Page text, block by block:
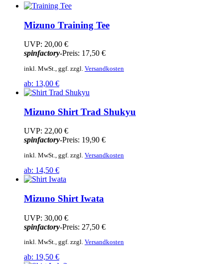
Mizuno Training Tee
UVP: 20,00 €
spinfactory-Preis: 17,50 €
inkl. MwSt., ggf. zzgl. Versandkosten
ab: 13,00 €
Mizuno Shirt Trad Shukyu
UVP: 22,00 €
spinfactory-Preis: 19,90 €
inkl. MwSt., ggf. zzgl. Versandkosten
ab: 14,50 €
Mizuno Shirt Iwata
UVP: 30,00 €
spinfactory-Preis: 27,50 €
inkl. MwSt., ggf. zzgl. Versandkosten
ab: 19,50 €